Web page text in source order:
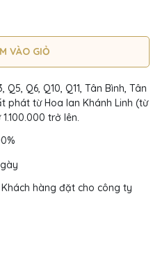
VÀO GIỎ
Q6, Q10, Q11, Tân Bình, Tân
phát từ Hoa lan Khánh Linh (từ
trở lên.
hàng đặt cho công ty